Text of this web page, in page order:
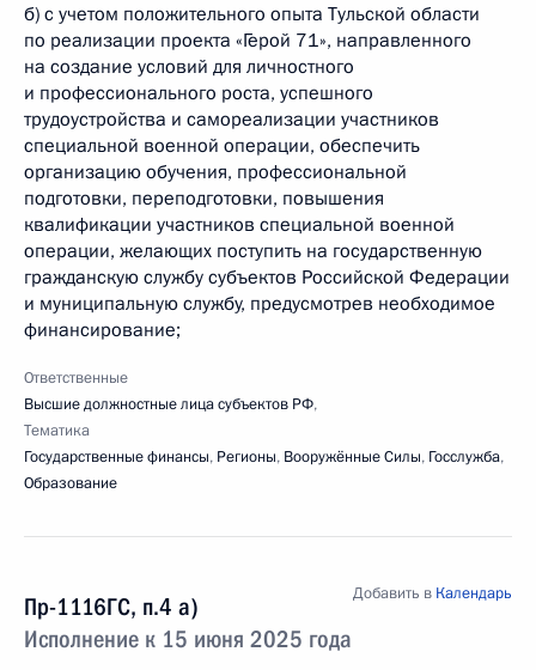
б) с учетом положительного опыта Тульской области
по реализации проекта «Герой 71», направленного
на создание условий для личностного
и профессионального роста, успешного
трудоустройства и самореализации участников
специальной военной операции, обеспечить
организацию обучения, профессиональной
подготовки, переподготовки, повышения
квалификации участников специальной военной
операции, желающих поступить на государственную
гражданскую службу субъектов Российской Федерации
и муниципальную службу, предусмотрев необходимое
финансирование;
Ответственные
Высшие должностные лица субъектов РФ,
Тематика
Государственные финансы, Регионы, Вооружённые Силы, Госслужба,
Образование
Пр-1116ГС, п.4 а)
Исполнение к 15 июня 2025 года
Добавить в Календарь